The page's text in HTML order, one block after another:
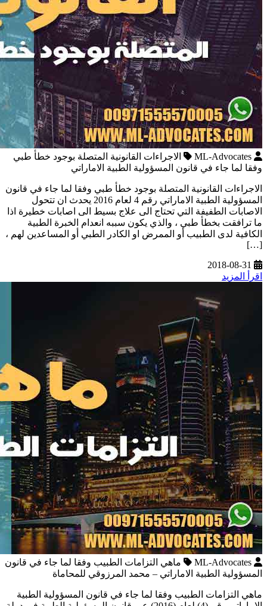
ML-Advocates
الاجراءات القانونية المتصلة بوجود خطأ طبي
وفقا لما جاء في قانون المسؤولية الطبية الاماراتي
الاجراءات القانونية المتصلة بوجود خطأ طبي وفقا لما جاء في قانون
المسؤولية الطبية الاماراتي رقم 4 لعام 2016 يحدث ان تتحول
الاصابات الطفيفة التي تحتاج الى علاج بسيط الى اصابات خطيرة اذا
ما ترافقت بخطأ طبي ، والذي يكون سببه انعدام الخبرة الطبية
الكافية لدى الطبيب أو الممرض او الكادر الطبي أو المساعدين لهم ،
[…]
2018-08-31
اقرأ المزيد
ML-Advocates
ماهي التزامات الطبيب وفقا لما جاء في قانون
المسؤولية الطبية الاماراتي – محمد المرزوقي للمحاماة
ماهي التزامات الطبيب وفقا لما جاء في قانون المسؤولية الطبية